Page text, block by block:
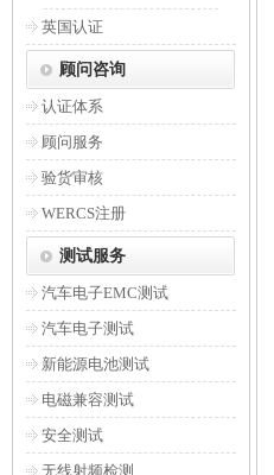
英国认证
顾问咨询
认证体系
顾问服务
验货审核
WERCS注册
测试服务
汽车电子EMC测试
汽车电子测试
新能源电池测试
电磁兼容测试
安全测试
无线射频检测